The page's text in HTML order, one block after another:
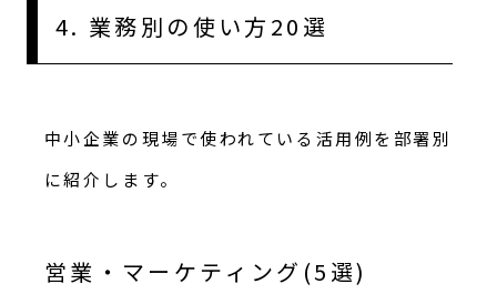
4. 業務別の使い方20選
中小企業の現場で使われている活用例を部署別
に紹介します。
営業・マーケティング(5選)